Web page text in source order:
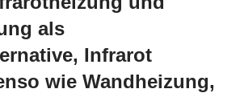
als
Infrarot
wie Wandheizung,